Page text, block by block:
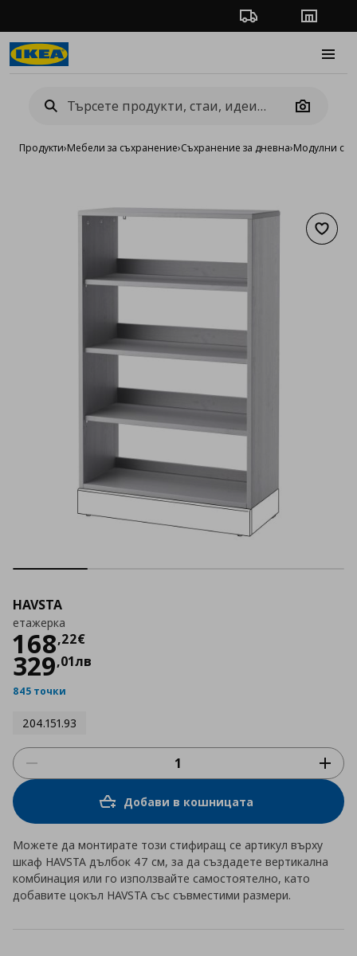
Проследяване на
Camera
Продукти›Мебели за съхранение›Съхранение за дневна›Модулни
HAVSTA
етажерка
168,22€
Цена168,22 €
329,01лв
845 точки
204.151.93
Добави в кошницата
Можете да монтирате този стифиращ се артикул върху
шкаф HAVSTA дълбок 47 см, за да създадете вертикална
комбинация или го използвайте самостоятелно, като
добавите цокъл HAVSTA със съвместими размери.